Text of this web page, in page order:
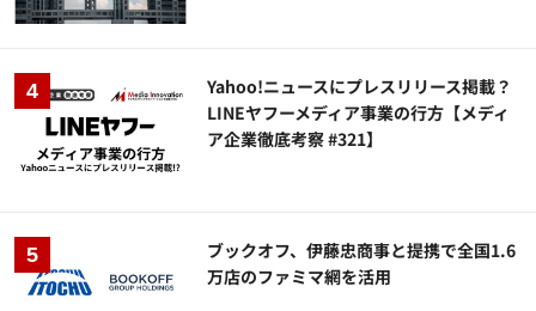
Yahoo!ニュースにプレスリリース掲載？
LINEヤフーメディア事業の行方【メディ
ア企業徹底考察 #321】
ブックオフ、伊藤忠商事と提携で全国1.6
万店のファミマ網を活用